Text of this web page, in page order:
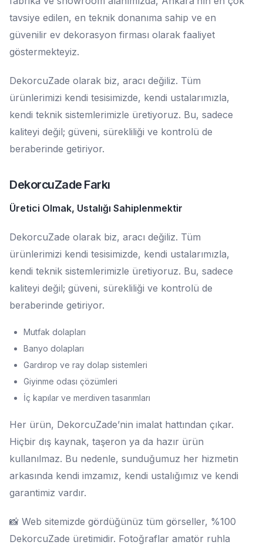
tavsiye edilen, en teknik donanıma sahip ve en
güvenilir ev dekorasyon firması olarak faaliyet
göstermekteyiz.
DekorcuZade olarak biz, aracı değiliz. Tüm
ürünlerimizi kendi tesisimizde, kendi ustalarımızla,
kendi teknik sistemlerimizle üretiyoruz. Bu, sadece
kaliteyi değil; güveni, sürekliliği ve kontrolü de
beraberinde getiriyor.
DekorcuZade Farkı
Üretici Olmak, Ustalığı Sahiplenmektir
DekorcuZade olarak biz, aracı değiliz. Tüm
ürünlerimizi kendi tesisimizde, kendi ustalarımızla,
kendi teknik sistemlerimizle üretiyoruz. Bu, sadece
kaliteyi değil; güveni, sürekliliği ve kontrolü de
beraberinde getiriyor.
Mutfak dolapları
Banyo dolapları
Gardırop ve ray dolap sistemleri
Giyinme odası çözümleri
İç kapılar ve merdiven tasarımları
Her ürün, DekorcuZade’nin imalat hattından çıkar.
Hiçbir dış kaynak, taşeron ya da hazır ürün
kullanılmaz. Bu nedenle, sunduğumuz her hizmetin
arkasında kendi imzamız, kendi ustalığımız ve kendi
garantimiz vardır.
📸 Web sitemizde gördüğünüz tüm görseller, %100
DekorcuZade üretimidir. Fotoğraflar amatör ruhla